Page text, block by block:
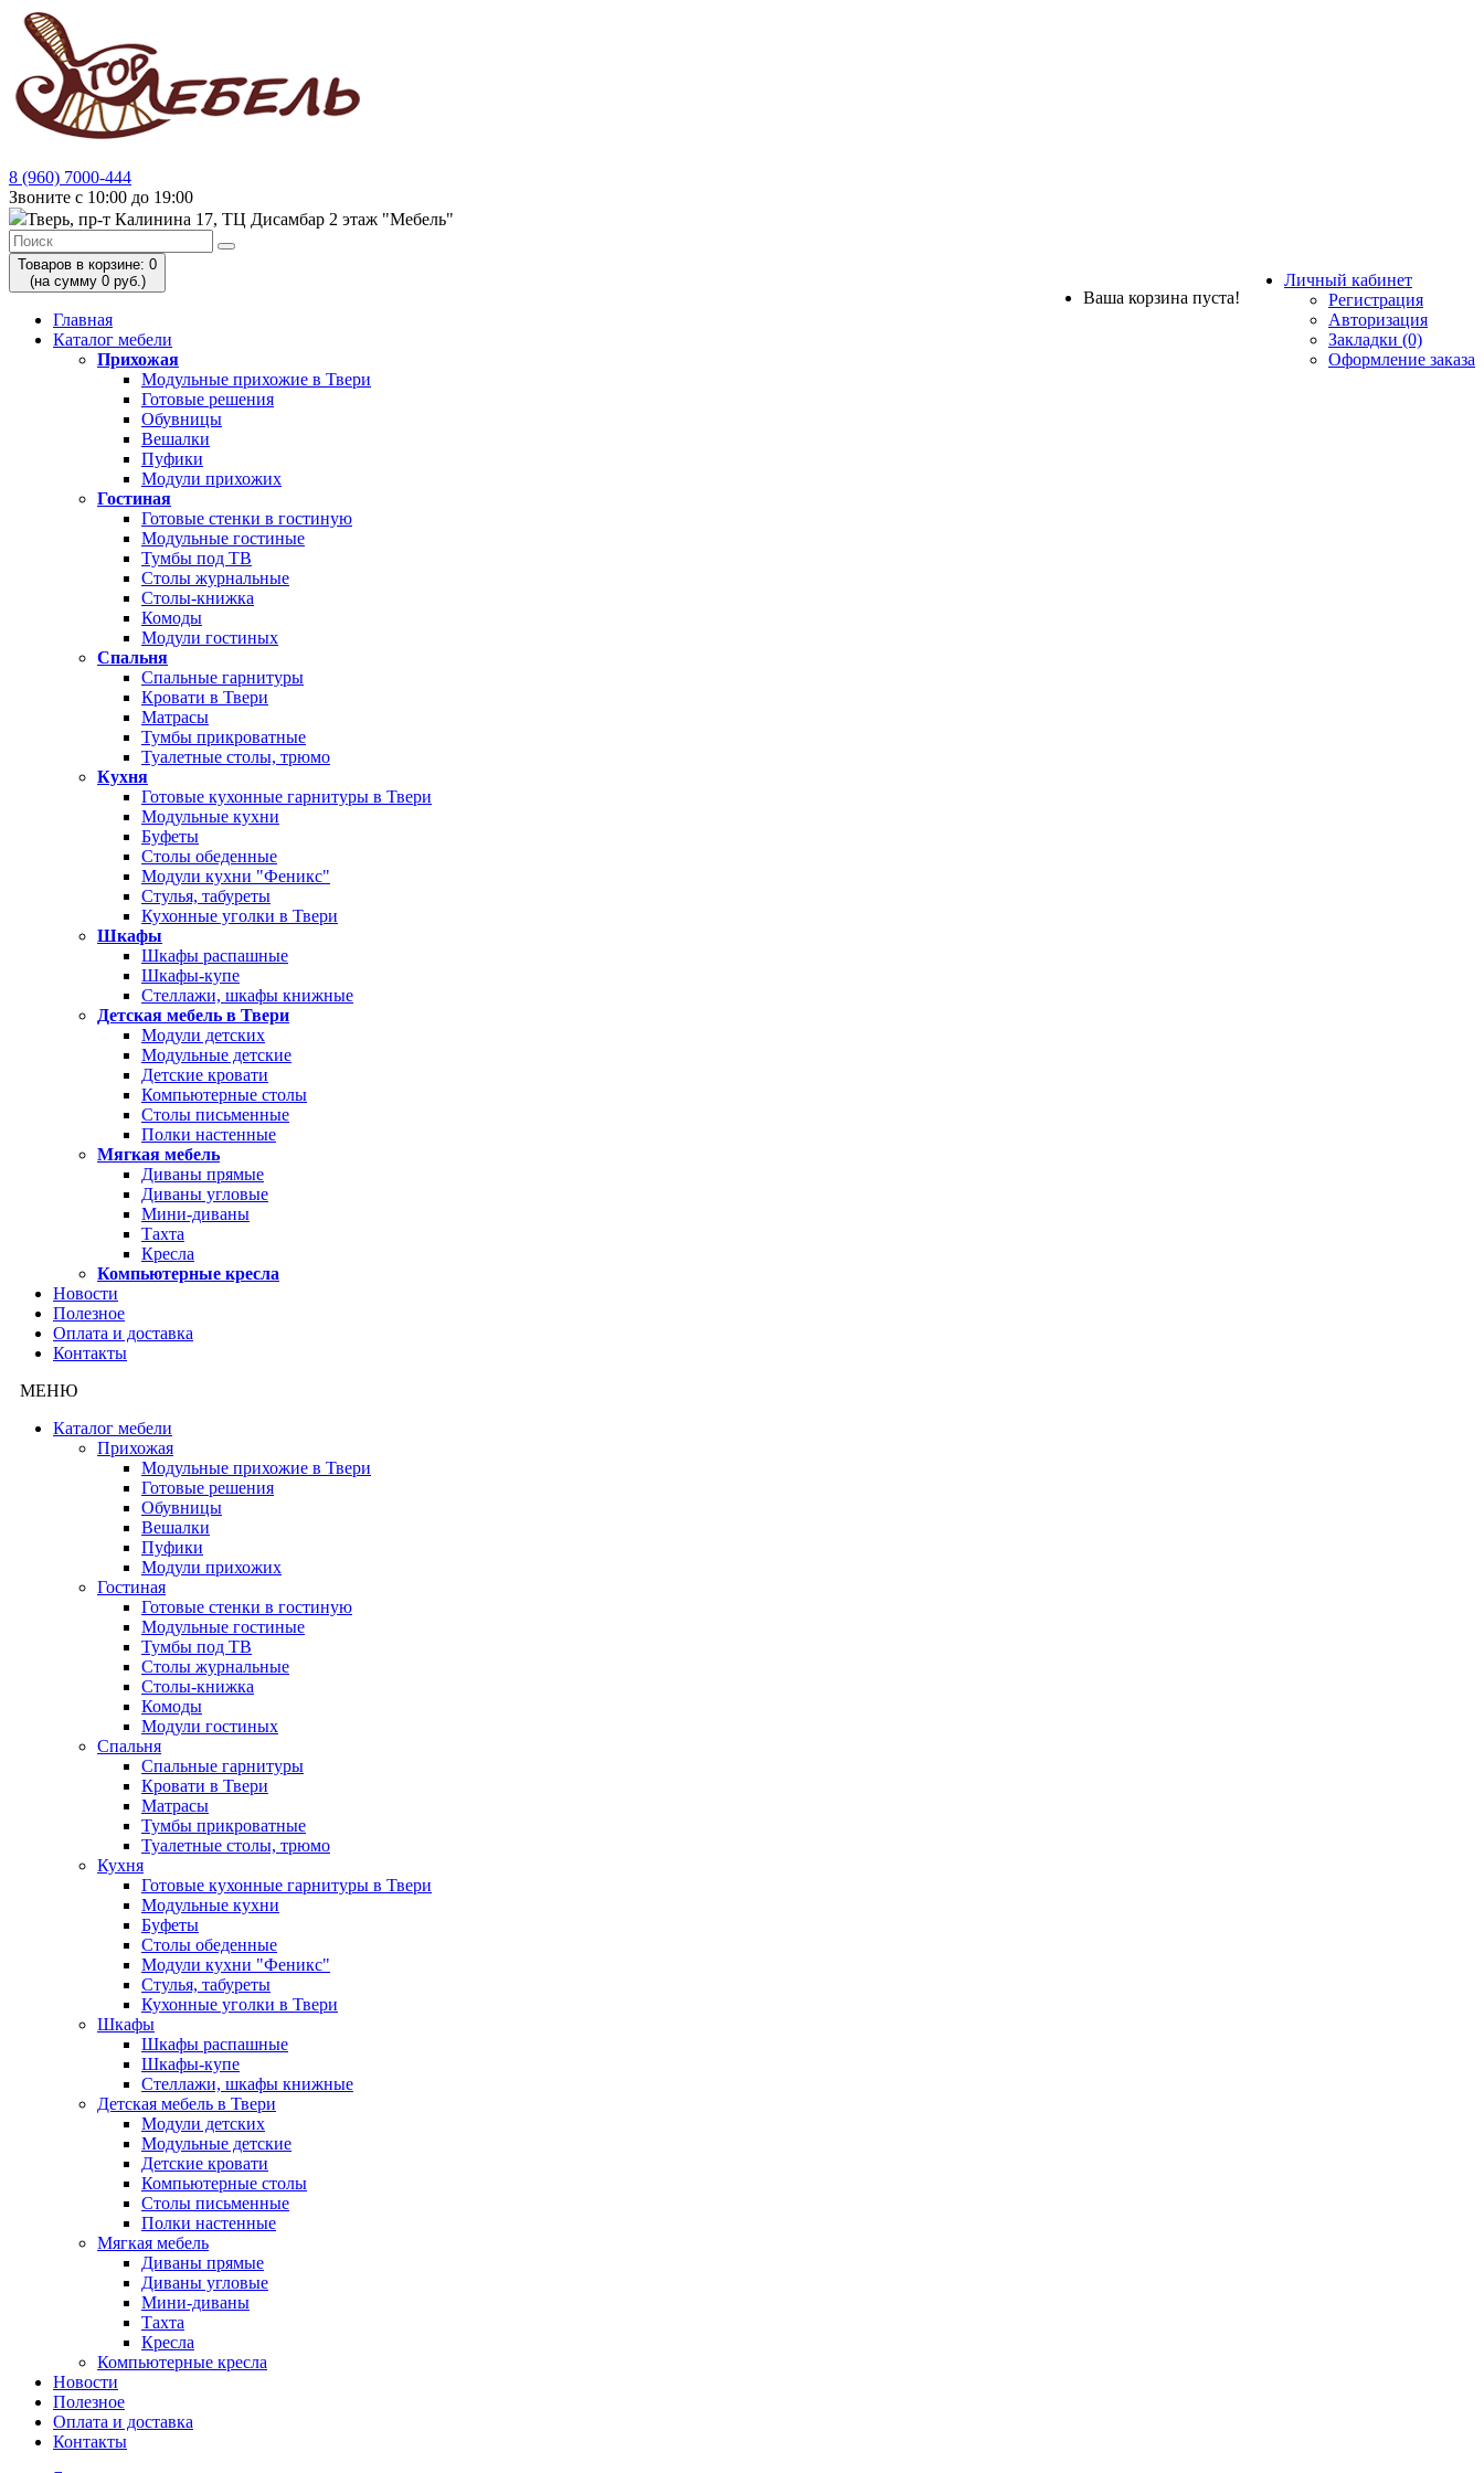
8 (960) 7000-444
Звоните с 10:00 до 19:00
Тверь, пр-т Калинина 17, ТЦ Дисамбар 2 этаж "Мебель"
Личный кабинет
Регистрация
Авторизация
Закладки (0)
Оформление заказа
Товаров в корзине: 0
(на сумму 0 руб.)
Ваша корзина пуста!
Главная
Каталог мебели
Прихожая
Модульные прихожие в Твери
Готовые решения
Обувницы
Вешалки
Пуфики
Модули прихожих
Гостиная
Готовые стенки в гостиную
Модульные гостиные
Тумбы под ТВ
Столы журнальные
Столы-книжка
Комоды
Модули гостиных
Спальня
Спальные гарнитуры
Кровати в Твери
Матрасы
Тумбы прикроватные
Туалетные столы, трюмо
Кухня
Готовые кухонные гарнитуры в Твери
Модульные кухни
Буфеты
Столы обеденные
Модули кухни "Феникс"
Стулья, табуреты
Кухонные уголки в Твери
Шкафы
Шкафы распашные
Шкафы-купе
Стеллажи, шкафы книжные
Детская мебель в Твери
Модули детских
Модульные детские
Детские кровати
Компьютерные столы
Столы письменные
Полки настенные
Мягкая мебель
Диваны прямые
Диваны угловые
Мини-диваны
Тахта
Кресла
Компьютерные кресла
Новости
Полезное
Оплата и доставка
Контакты
МЕНЮ
Каталог мебели
Прихожая
Модульные прихожие в Твери
Готовые решения
Обувницы
Вешалки
Пуфики
Модули прихожих
Гостиная
Готовые стенки в гостиную
Модульные гостиные
Тумбы под ТВ
Столы журнальные
Столы-книжка
Комоды
Модули гостиных
Спальня
Спальные гарнитуры
Кровати в Твери
Матрасы
Тумбы прикроватные
Туалетные столы, трюмо
Кухня
Готовые кухонные гарнитуры в Твери
Модульные кухни
Буфеты
Столы обеденные
Модули кухни "Феникс"
Стулья, табуреты
Кухонные уголки в Твери
Шкафы
Шкафы распашные
Шкафы-купе
Стеллажи, шкафы книжные
Детская мебель в Твери
Модули детских
Модульные детские
Детские кровати
Компьютерные столы
Столы письменные
Полки настенные
Мягкая мебель
Диваны прямые
Диваны угловые
Мини-диваны
Тахта
Кресла
Компьютерные кресла
Новости
Полезное
Оплата и доставка
Контакты